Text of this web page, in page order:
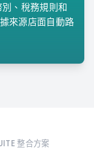
、稅務規則和
來源店面自動路
整合方案